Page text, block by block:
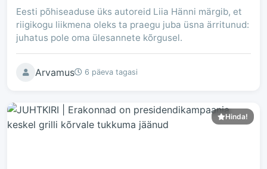
Eesti põhiseaduse üks autoreid Liia Hänni märgib, et
riigikogu liikmena oleks ta praegu juba üsna ärritunud:
juhatus pole oma ülesannete kõrgusel.
Arvamus 6 päeva tagasi
Hinda!